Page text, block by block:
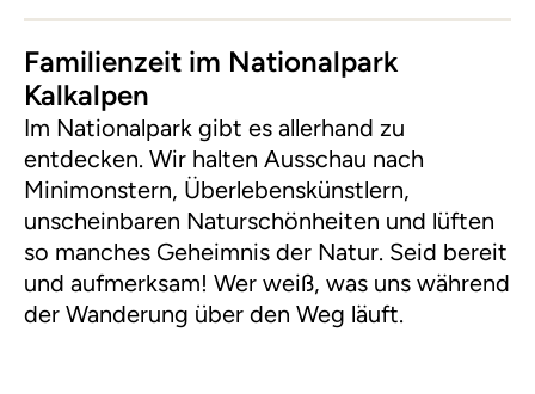
Familienzeit im Nationalpark
Kalkalpen
Im Nationalpark gibt es allerhand zu
entdecken. Wir halten Ausschau nach
Minimonstern, Überlebenskünstlern,
unscheinbaren Naturschönheiten und lüften
so manches Geheimnis der Natur. Seid bereit
und aufmerksam! Wer weiß, was uns während
der Wanderung über den Weg läuft.